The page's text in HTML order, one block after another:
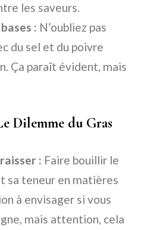
les saveurs.
: N’oubliez pas
du sel et du poivre
Ça paraît évident, mais
Dilemme du Gras
: Faire bouillir le
sa teneur en matières
à envisager si vous
mais attention, cela